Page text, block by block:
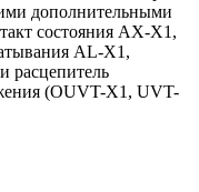
дополнительными
состояния AX-X1,
AL-X1,
расцепитель
(OUVT-X1, UVT-